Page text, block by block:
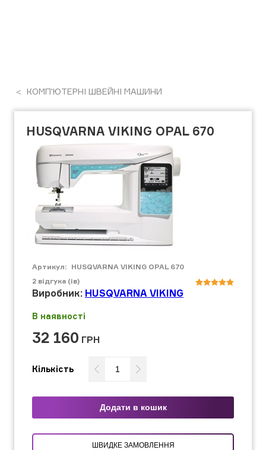
КОМП'ЮТЕРНІ ШВЕЙНІ МАШИНИ
HUSQVARNA VIKING OPAL 670
Артикул: HUSQVARNA VIKING OPAL 670
2 відгука (ів)
Виробник: HUSQVARNA VIKING
В наявності
32 160 ГРН
Кількість
Додати в кошик
ШВИДКЕ ЗАМОВЛЕННЯ